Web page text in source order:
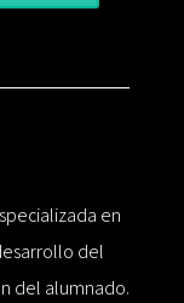
en
del
del alumnado.